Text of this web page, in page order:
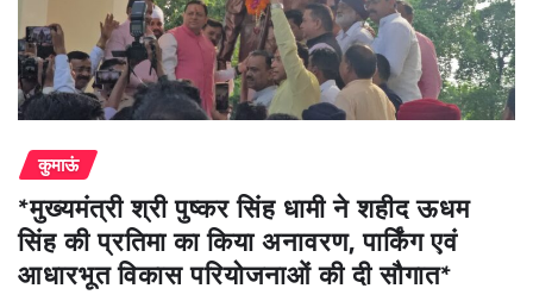
कुमाऊं
*मुख्यमंत्री श्री पुष्कर सिंह धामी ने शहीद ऊधम
सिंह की प्रतिमा का किया अनावरण, पार्किंग एवं
आधारभूत विकास परियोजनाओं की दी सौगात*